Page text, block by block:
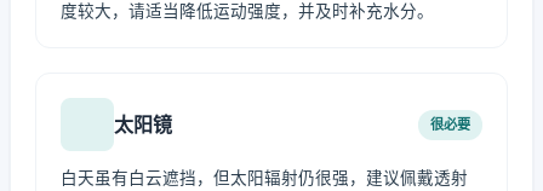
度较大，请适当降低运动强度，并及时补充水分。
太阳镜 很必要
白天虽有白云遮挡，但太阳辐射仍很强，建议佩戴透射